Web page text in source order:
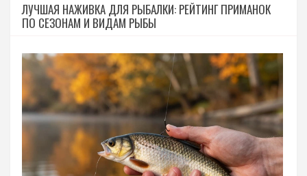
ЛУЧШАЯ НАЖИВКА ДЛЯ РЫБАЛКИ: РЕЙТИНГ ПРИМАНОК
ПО СЕЗОНАМ И ВИДАМ РЫБЫ